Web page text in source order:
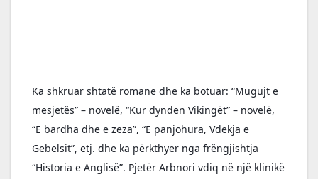
Ka shkruar shtatë romane dhe ka botuar: “Mugujt e
mesjetës” – novelë, “Kur dynden Vikingët” – novelë,
“E bardha dhe e zeza”, “E panjohura, Vdekja e
Gebelsit”, etj. dhe ka përkthyer nga frëngjishtja
“Historia e Anglisë”. Pjetër Arbnori vdiq në një klinikë